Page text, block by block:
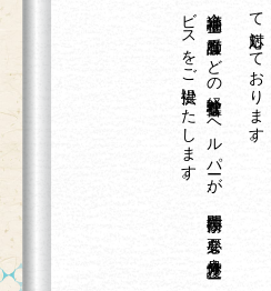
て
。
介護福祉士や
看護師な
ど
の
経験豊富な
ヘ
ル
パ
ーが
、
専門技術が
必要な
身体介護サ
ー
ビ
ス
を
ご
提供い
た
し
ま
す
。